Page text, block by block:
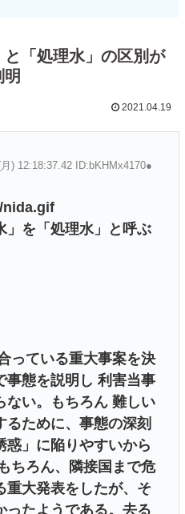
「処理水」の区別が
2021.04.19
) 12:18:37.42 ID:bKHMx4170●
nida.gif
」を「処理水」と呼ぶ
っている重大事案を決
事態を説明し 利害当事
ない。もちろん 難しい
るために、事態の深刻
惑」に陥りやすいから
ちろん、隣接国まで危
重大発表をしたが、そ
ったようである。去る